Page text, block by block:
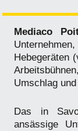
Mediaco
Hebegeräten
Umschlag
Das in
ansässige